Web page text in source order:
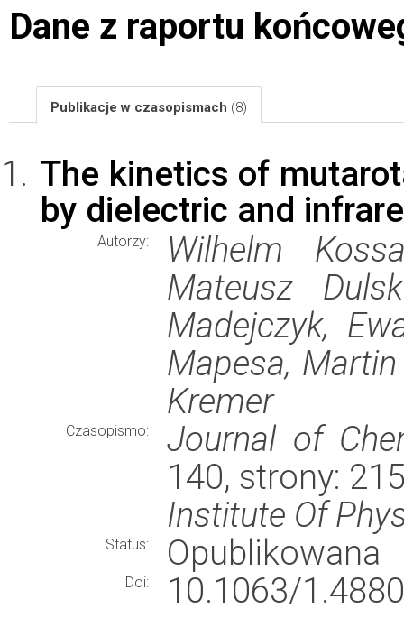
Dane z raportu
Publikacje w czasopismach (8)
The kinetics of
by dielectric and
Autorzy:
Wilhelm
Mateusz
Madejczyk,
Mapesa,
Kremer
Czasopismo:
Journal of
140, strony:
Institute Of
Status: Opublikowana
Doi:
10.1063/